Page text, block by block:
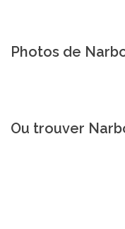
Photos de
Ou trouver